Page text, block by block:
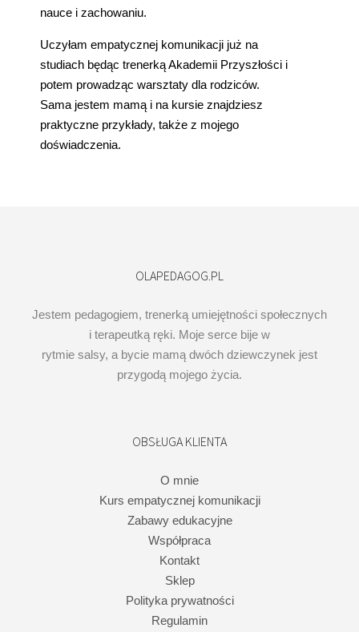
nauce i zachowaniu.
Uczyłam empatycznej komunikacji już na
studiach będąc trenerką Akademii Przyszłości i
potem prowadząc warsztaty dla rodziców.
Sama jestem mamą i na kursie znajdziesz
praktyczne przykłady, także z mojego
doświadczenia.
OLAPEDAGOG.PL
Jestem pedagogiem, trenerką umiejętności społecznych
i terapeutką ręki. Moje serce bije w
rytmie salsy, a bycie mamą dwóch dziewczynek jest
przygodą mojego życia.
OBSŁUGA KLIENTA
O mnie
Kurs empatycznej komunikacji
Zabawy edukacyjne
Współpraca
Kontakt
Sklep
Polityka prywatności
Regulamin